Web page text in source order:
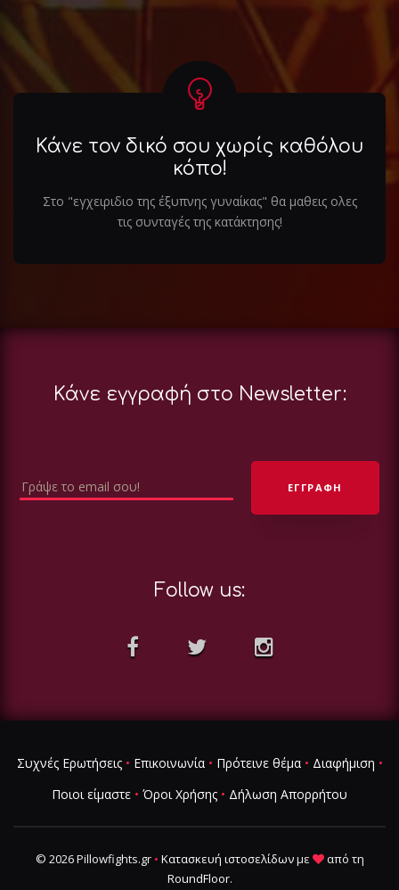
Κάνε τον δικό σου χωρίς καθόλου
κόπο!
Στο "εγχειριδιο της έξυπνης γυναίκας" θα μαθεις ολες
τις συνταγές της κατάκτησης!
Κάνε εγγραφή στο Newsletter:
Follow us:
Συχνές Ερωτήσεις• Επικοινωνία• Πρότεινε θέμα• Διαφήμιση •
Ποιοι είμαστε • Όροι Χρήσης • Δήλωση Απορρήτου
© 2026 Pillowfights.gr • Κατασκευή ιστοσελίδωνμε
από τη
RoundFloor.